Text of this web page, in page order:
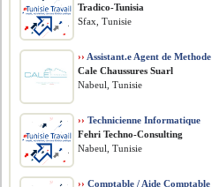
Tradico-Tunisia
Sfax, Tunisie
›› Assistant.e Agent de Methode
Cale Chaussures Suarl
Nabeul, Tunisie
›› Technicienne Informatique
Fehri Techno-Consulting
Nabeul, Tunisie
›› Comptable / Aide Comptable